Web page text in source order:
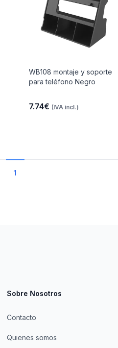
WB108 montaje y soporte
para teléfono Negro
7.74€ (IVA incl.)
1
Sobre Nosotros
Contacto
Quienes somos